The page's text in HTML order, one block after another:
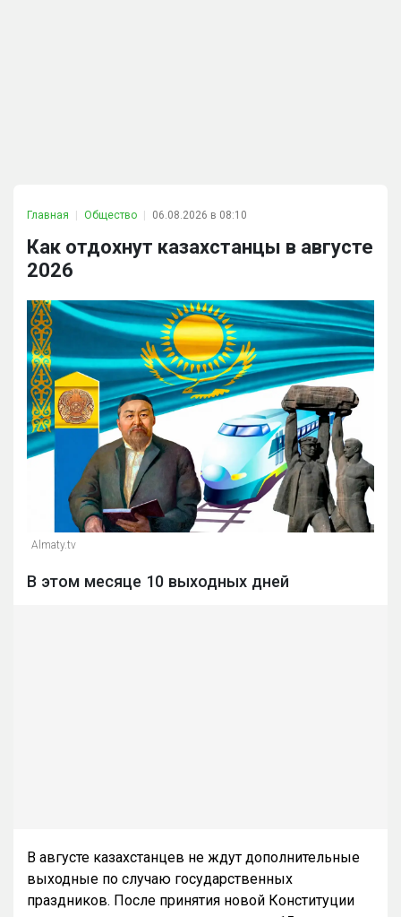
Главная Общество 06.08.2026 в 08:10
Как отдохнут казахстанцы в августе
2026
Almaty.tv
В этом месяце 10 выходных дней
В августе казахстанцев не ждут дополнительные
выходные по случаю государственных
праздников. После принятия новой Конституции